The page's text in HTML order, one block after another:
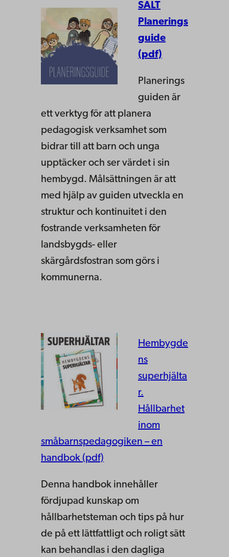
SALT
Planerings
guide
(pdf)
Planerings
guiden är
ett verktyg för att planera
pedagogisk verksamhet som
bidrar till att barn och unga
upptäcker och ser värdet i sin
hembygd. Målsättningen är att
med hjälp av guiden utveckla en
struktur och kontinuitet i den
fostrande verksamheten för
landsbygds- eller
skärgårdsfostran som görs i
kommunerna.
Hembygde
ns
superhjälta
r.
Hållbarhet
inom
småbarnspedagogiken – en
handbok (pdf)
Denna handbok innehåller
fördjupad kunskap om
hållbarhetsteman och tips på hur
de på ett lättfattligt och roligt sätt
kan behandlas i den dagliga